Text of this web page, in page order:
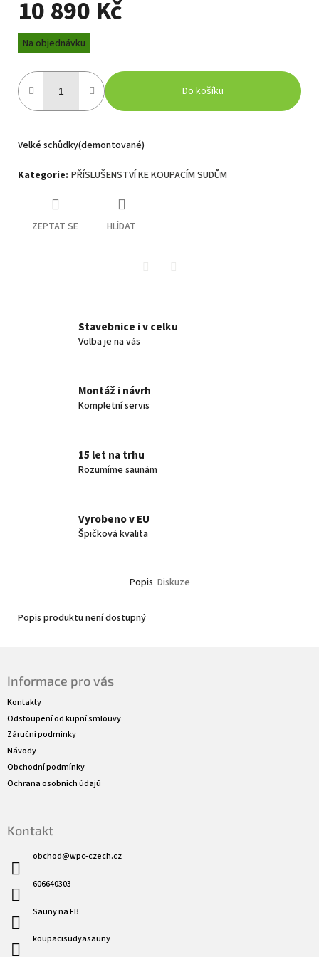
10 890 Kč
Měrná
cena:
Na objednávku
Do košíku
Velké schůdky(demontované)
Kategorie: PŘÍSLUŠENSTVÍ KE KOUPACÍM SUDŮM
ZEPTAT SE HLÍDAT
Stavebnice i v celku
Volba je na vás
Montáž i návrh
Kompletní servis
15 let na trhu
Rozumíme saunám
Vyrobeno v EU
Špičková kvalita
Popis Diskuze
Popis produktu není dostupný
Informace pro vás
Kontakty
Odstoupení od kupní smlouvy
Záruční podmínky
Návody
Obchodní podmínky
Ochrana osobních údajů
Kontakt
obchod@wpc-czech.cz
606640303
Sauny na FB
koupacisudyasauny